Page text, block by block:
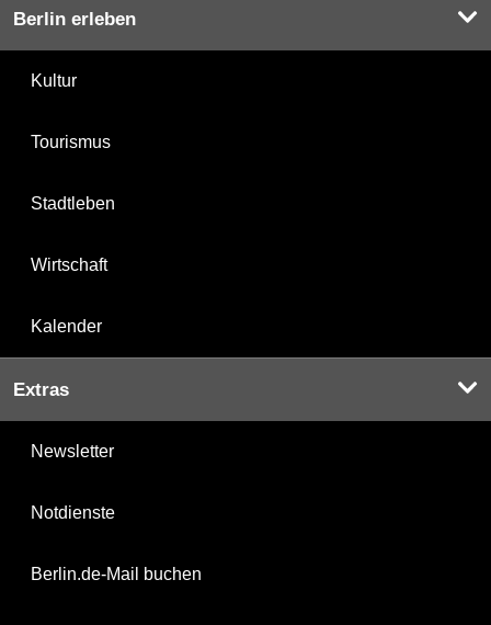
Berlin erleben
Kultur
Tourismus
Stadtleben
Wirtschaft
Kalender
Extras
Newsletter
Notdienste
Berlin.de-Mail buchen